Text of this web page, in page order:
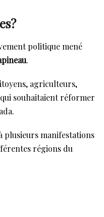
politique mené
.
agriculteurs,
souhaitaient réformer
plusieurs manifestations
régions du